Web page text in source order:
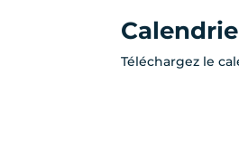
Téléchargez le